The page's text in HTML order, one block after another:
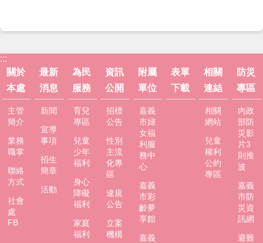
單
防
災
專
區
網
站
導
覽
回
首
:::
關於
本處
主管
簡介
業務
職掌
聯絡
方式
社會
處
FB
最新
消息
新聞
宣導
事項
招生
簡章
活動
為民
服務
育兒
專區
兒童
少年
福利
身心
障礙
福利
家庭
福利
資訊
公開
招標
公告
性別
主流
化專
區
違規
公告
立案
機構
附屬
單位
嘉義
市婦
女福
利服
務中
心
嘉義
市彩
齡夢
享館
嘉義
表單
下載
相關
連結
相關
網站
兒童
權利
公約
專區
防災
專區
內政
部防
災影
片3
則推
波
嘉義
市防
災資
訊網
避難